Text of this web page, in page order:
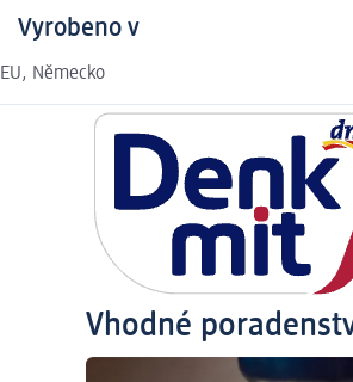
Vyrobeno v
EU, Německo
Vhodné